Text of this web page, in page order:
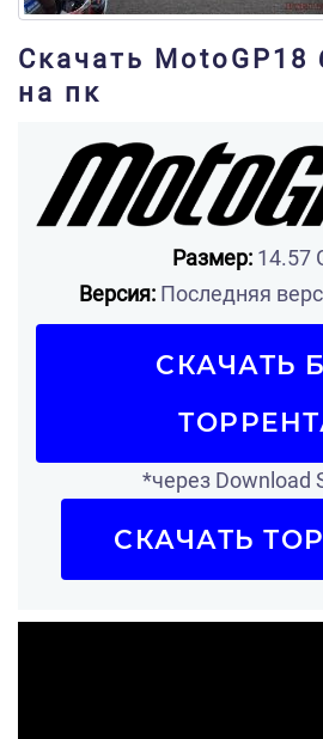
Скачать MotoGP18
на пк
Размер:14.57
Версия:Последняя
СКАЧАТЬ
*через Download
СКАЧАТЬ